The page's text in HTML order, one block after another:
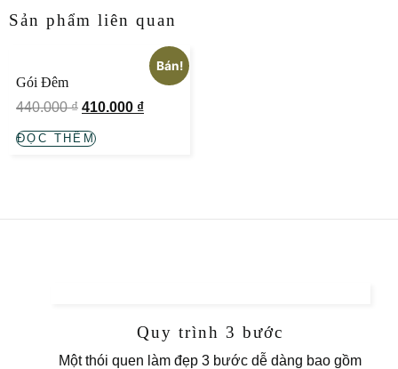
Sản phẩm liên quan
Bán!
Gói Đêm
440.000₫ 410.000 ₫
ĐỌC THÊM
Quy trình 3 bước
Một thói quen làm đẹp 3 bước dễ dàng bao gồm